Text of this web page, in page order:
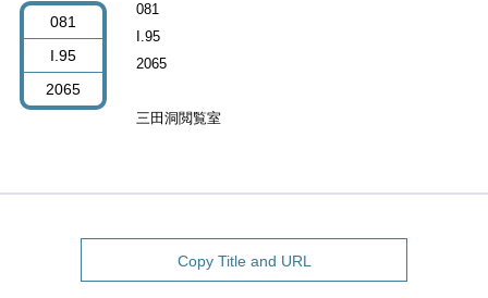
081
I.95
2065
081
I.95
2065
三田洞閲覧室
Copy Title and URL